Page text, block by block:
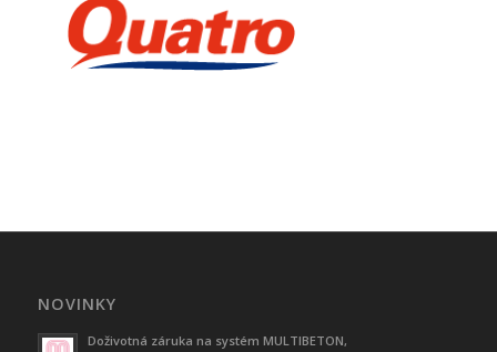
NOVINKY
Doživotná záruka na systém MULTIBETON,